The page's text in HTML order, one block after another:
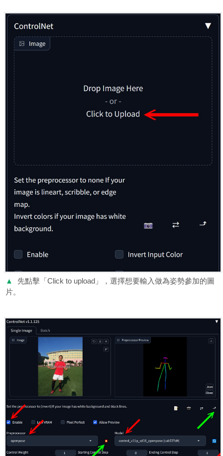
▲
先點擊「Click to upload」，選擇想要輸入做為姿勢參加的圖
片。